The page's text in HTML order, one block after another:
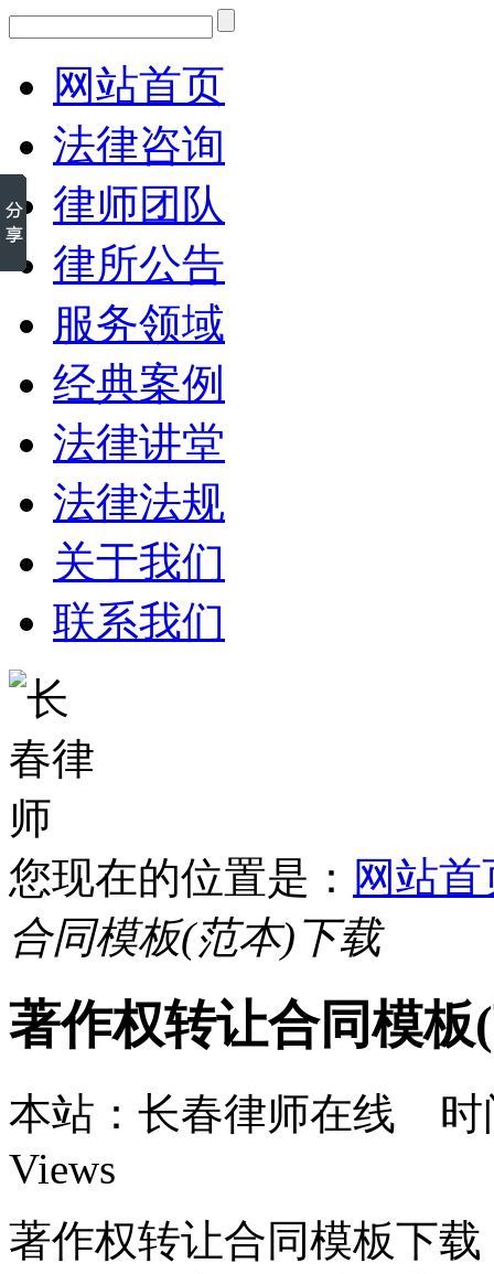
网站首页
法律咨询
律师团队
律所公告
服务领域
经典案例
法律讲堂
法律法规
关于我们
联系我们
您现在的位置是： 网站首
合同模板(范本)下载
著作权转让合同模板
本站：长春律师在线 时
Views
著作权转让合同模板下